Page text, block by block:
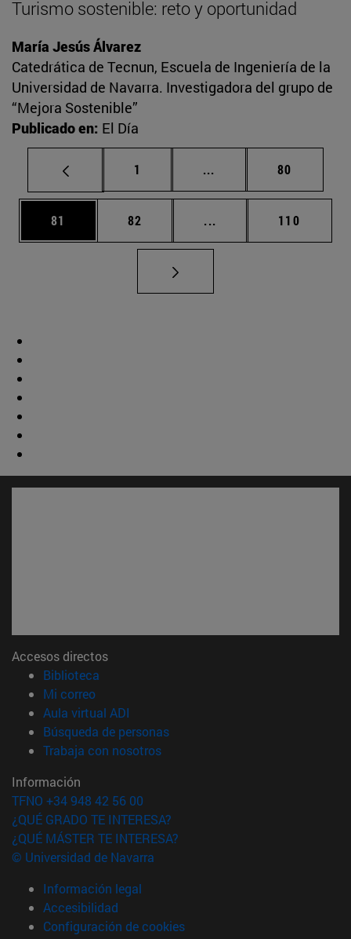
Turismo sostenible: reto y oportunidad
María Jesús Álvarez
Catedrática de Tecnun, Escuela de Ingeniería de la
Universidad de Navarra. Investigadora del grupo de
“Mejora Sostenible”
Publicado en: El Día
Página
1 ... Páginas intermedias
Página
80
Página
81 Página
82 ... Páginas intermedias
Página
110
Accesos directos
Biblioteca
Mi correo(abre en nueva ventana)
Aula virtual ADI
Búsqueda de personas(abre en nueva ventana)
Trabaja con nosotros(abre en nueva ventana)
Información
TFNO +34 948 42 56 00
¿QUÉ GRADO TE INTERESA?
¿QUÉ MÁSTER TE INTERESA?
© Universidad de Navarra
Información legal
Accesibilidad
Configuración de cookies